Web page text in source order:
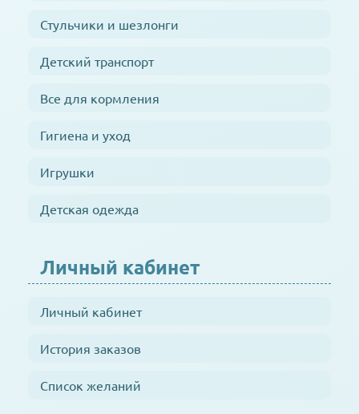
Стульчики и шезлонги
Детский транспорт
Все для кормления
Гигиена и уход
Игрушки
Детская одежда
Личный кабинет
Личный кабинет
История заказов
Список желаний